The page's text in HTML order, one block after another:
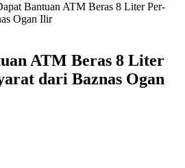
Bantuan ATM Beras 8 Liter Per-
Ogan Ilir
ATM Beras 8 Liter
dari Baznas Ogan